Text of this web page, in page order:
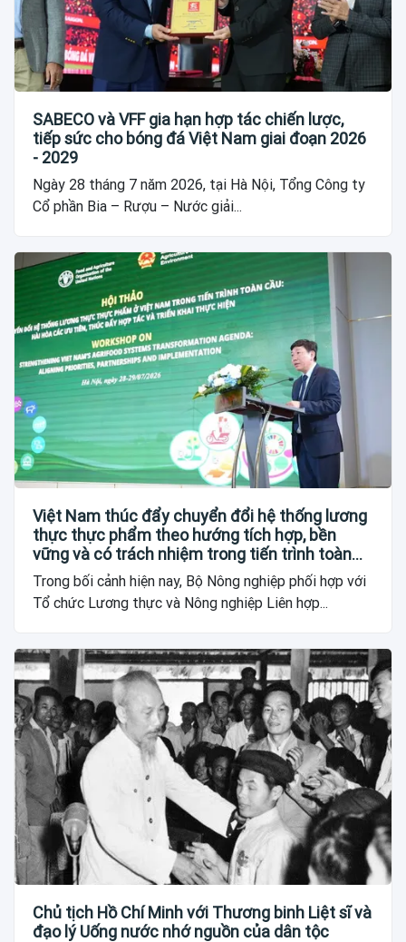
SABECO và VFF gia hạn hợp tác chiến lược,
tiếp sức cho bóng đá Việt Nam giai đoạn 2026
- 2029
Ngày 28 tháng 7 năm 2026, tại Hà Nội, Tổng Công ty
Cổ phần Bia – Rượu – Nước giải...
Việt Nam thúc đẩy chuyển đổi hệ thống lương
thực thực phẩm theo hướng tích hợp, bền
vững và có trách nhiệm trong tiến trình toàn
cầu
Trong bối cảnh hiện nay, Bộ Nông nghiệp phối hợp với
Tổ chức Lương thực và Nông nghiệp Liên hợp...
Chủ tịch Hồ Chí Minh với Thương binh Liệt sĩ và
đạo lý Uống nước nhớ nguồn của dân tộc